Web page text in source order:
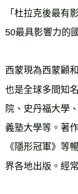
「杜拉克後最有
50最具影響力的
西蒙現為西蒙顧
也是全球多間知
院、史丹福大學
義塾大學等。著
《隱形冠軍》等
界各地出版。經